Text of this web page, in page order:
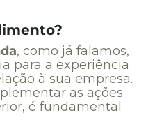
, como já falamos,
para a experiência
à sua empresa.
as ações
é fundamental